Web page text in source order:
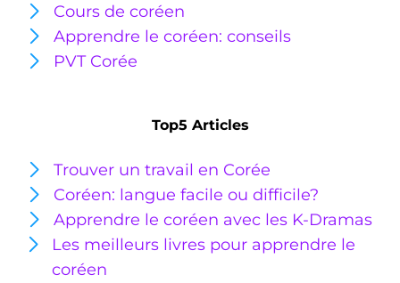
Cours de coréen
Apprendre le coréen: conseils
PVT Corée
Top5 Articles
Trouver un travail en Corée
Coréen: langue facile ou difficile?
Apprendre le coréen avec les K-Dramas
Les meilleurs livres pour apprendre le
coréen